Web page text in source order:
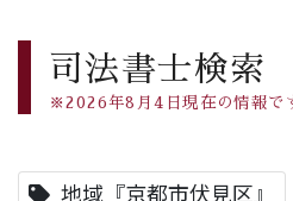
司法書士検索
※2026年8月4日現在の情報で
地域『京都市伏見区』